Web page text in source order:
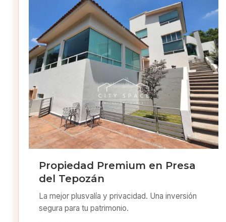
Propiedad Premium en Presa
del Tepozán
La mejor plusvalía y privacidad. Una inversión
segura para tu patrimonio.